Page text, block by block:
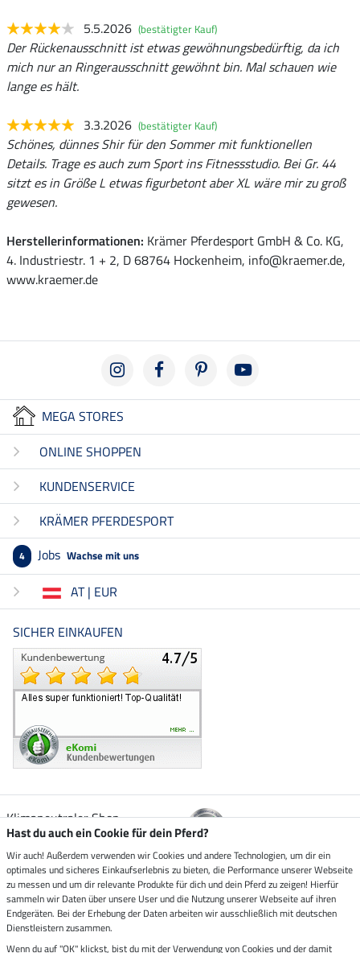
5.5.2026 (bestätigter Kauf)
Der Rückenausschnitt ist etwas gewöhnungsbedürftig, da ich
mich nur an Ringerausschnitt gewöhnt bin. Mal schauen wie
lange es hält.
3.3.2026 (bestätigter Kauf)
Schönes, dünnes Shir für den Sommer mit funktionellen
Details. Trage es auch zum Sport ins Fitnessstudio. Bei Gr. 44
sitzt es in Größe L etwas figurbetont aber XL wäre mir zu groß
gewesen.
Herstellerinformationen: Krämer Pferdesport GmbH & Co. KG,
4. Industriestr. 1 + 2, D 68764 Hockenheim, info@kraemer.de,
www.kraemer.de
MEGA STORES
ONLINE SHOPPEN
KUNDENSERVICE
KRÄMER PFERDESPORT
4 Jobs Wachse mit uns
AT | EUR
SICHER EINKAUFEN
Klimaneutraler Shop
Zustellung durch
Sicher bezahlen mit
Hast du auch ein Cookie für dein Pferd?
Wir auch! Außerdem verwenden wir Cookies und andere Technologien, um dir ein
optimales und sicheres Einkaufserlebnis zu bieten, die Performance unserer Webseite
zu messen und um dir relevante Produkte für dich und dein Pferd zu zeigen! Hierfür
sammeln wir Daten über unsere User und die Nutzung unserer Webseite auf ihren
Endgeräten. Bei der Erhebung der Daten arbeiten wir ausschließlich mit deutschen
Dienstleistern zusammen.
Wenn du auf "OK" klickst, bist du mit der Verwendung von Cookies und der damit